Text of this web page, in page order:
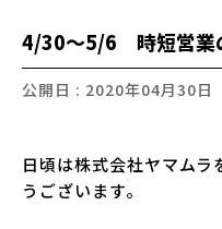
4/30～5/6 時短
公開日 : 2020年04月30日
日頃は株式会社ヤマムラ
うございます。